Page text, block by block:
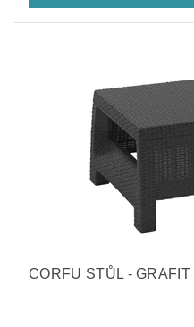
CORFU STŮL - GRAFIT